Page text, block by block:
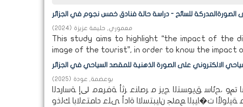
الصورةالمدركة للسائح - دراسة حالة فنادق خمس نجوم في الجزائر
معموري, حليمة عزيزة (
2024
)
This study aims to highlight “the impact of the
image of the tourist”, in order to know the impact
الالكتروني على الصورة الذهنية للمقصد السياحي في الجزائر
بوعضمة, عودة (
2025
)
،ﺢﺋﺎﺳ ﻖﻳﻮﺴﺘﻟا ﺞﻳﺰ ﻣ ﺮﺻﺎﻨﻋ ﺮﺛأ ﺔﻓﺮﻌﻣ ﱃإ ﺔﺳارﺪﻟا